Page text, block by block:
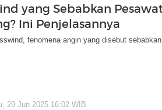
yang Sebabkan
Ini Penjelasannya
fenomena angin yang disebut
29 Jun 2025 16:02 WIB